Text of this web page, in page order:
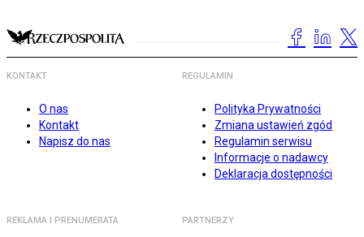
KONTAKT
O nas
Kontakt
Napisz do nas
REGULAMIN
Polityka Prywatności
Zmiana ustawień zgód
Regulamin serwisu
Informacje o nadawcy
Deklaracja dostępności
REKLAMA I PRENUMERATA PARTNERZY